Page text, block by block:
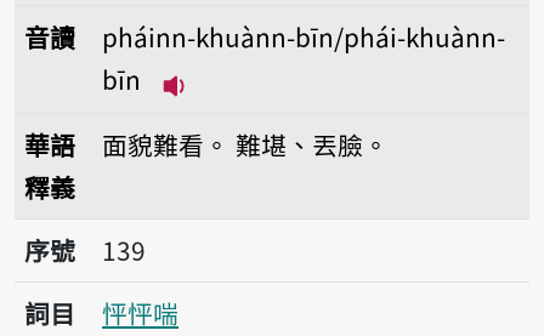
音讀
pháinn-khuànn-bīn/phái-khuànn-
bīn
華語
釋義
面貌難看。 難堪、丟臉。
序號139怦怦喘
序號
139
詞目
怦怦喘